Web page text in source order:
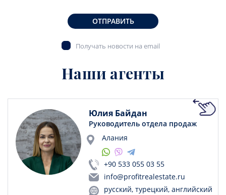
ОТПРАВИТЬ
Получать новости на email
Наши агенты
Юлия Байдан
Руководитель отдела продаж
Алания
+90 533 055 03 55
info@profitrealestate.ru
русский, турецкий, английский